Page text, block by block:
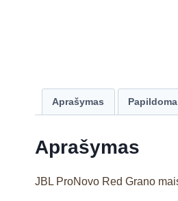
Aprašymas
Aprašymas
JBL ProNovo Red Grano